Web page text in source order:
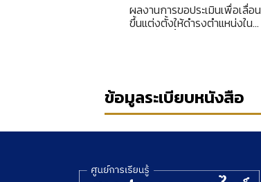
ผลงานการขอประเมินเพื่อเลื่อน
ขึ้นแต่งตั้งให้ดำรงตำแหน่งใน
ข้อมูลระเบียบหนังสือ